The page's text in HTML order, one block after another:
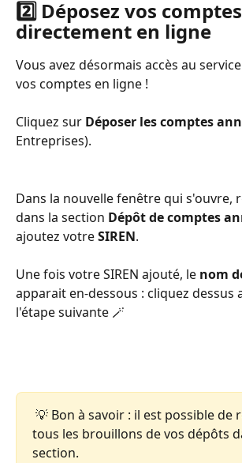
2️⃣ Déposez vos comptes
directement en ligne
Vous avez désormais accès au
vos comptes en ligne !
Cliquez sur Déposer les comptes
Entreprises).
Dans la nouvelle fenêtre qui s'ouvre,
dans la section Dépôt de comptes
ajoutez votre SIREN.
Une fois votre SIREN ajouté, le nom
apparait en-dessous : cliquez dessus
l'étape suivante 🪄
tous les brouillons de vos dépôts
section.